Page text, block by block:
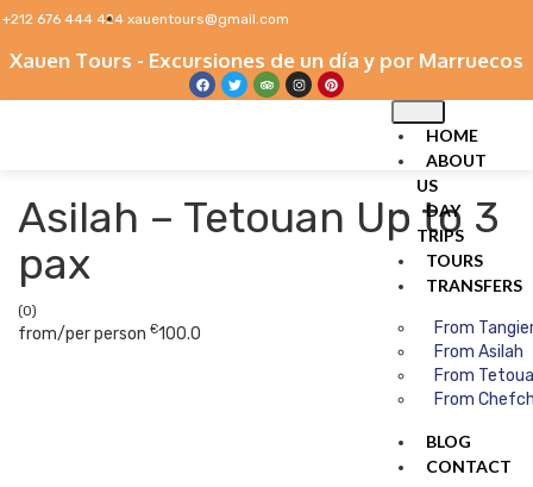
+212 676 444 424 xauentours@gmail.com
Xauen Tours - Excursiones de un día y por Marruecos
HOME
ABOUT
US
DAY
TRIPS
TOURS
TRANSFERS
From
From Asilah
From
From
BLOG
CONTACT
Asilah – Tetouan Up to 3
pax
(0)
from/per person €100.0